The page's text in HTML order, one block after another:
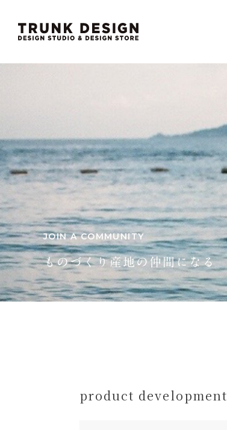
JOIN A COMMUNITY
ものづくり産地の仲間になる
product development